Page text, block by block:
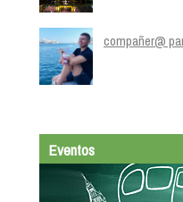
compañer@
Eventos